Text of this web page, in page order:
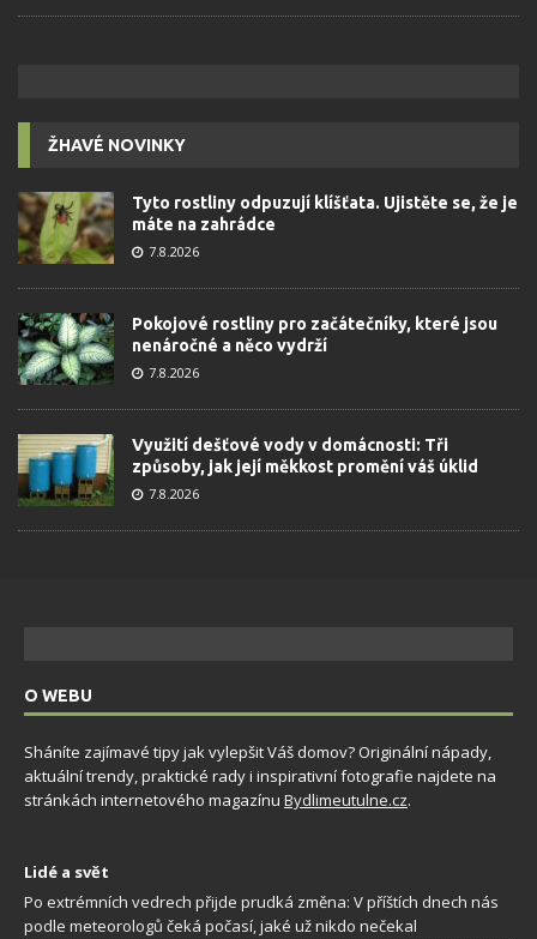
ŽHAVÉ NOVINKY
Tyto rostliny odpuzují klíšťata. Ujistěte se, že je
máte na zahrádce
7.8.2026
Pokojové rostliny pro začátečníky, které jsou
nenáročné a něco vydrží
7.8.2026
Využití dešťové vody v domácnosti: Tři
způsoby, jak její měkkost promění váš úklid
7.8.2026
O WEBU
Sháníte zajímavé tipy jak vylepšit Váš domov? Originální nápady,
aktuální trendy, praktické rady i inspirativní fotografie najdete na
stránkách internetového magazínu Bydlimeutulne.cz.
Lidé a svět
Po extrémních vedrech přijde prudká změna: V příštích dnech nás
podle meteorologů čeká počasí, jaké už nikdo nečekal